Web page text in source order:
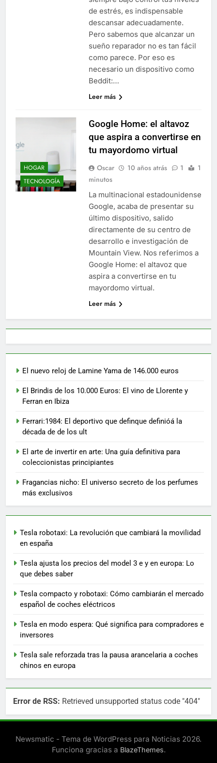
de estrés, es indispensable
descansar adecuadamente.
Pero sabemos que alcanzar un
sueño reparador no es tan fácil
como parece. Por eso es
necesario un dispositivo como
Beddit:…
Leer más
HOGAR
TECNOLOGÍA
Google Home: el altavoz
que aspira a convertirse en
tu mayordomo virtual
Oscar 10 años atrás 1
1
minutos
La multinacional estadounidense
Google, acaba de presentar su
último dispositivo, salido
directamente de su centro de
desarrollo e investigación de
Mountain View. Nos referimos a
Google Home: el altavoz que
aspira a convertirse en tu
mayordomo virtual.
Leer más
El nuevo reloj de Lamine Yama de 146.000 euros
El Brindis de los 10.000 Euros: El vino de Llorente y
Ferran en Ibiza
Ferrari:1984: El deportivo que definque definióá la
década de de los ult
El arte de invertir en arte: Una guía definitiva para
coleccionistas principiantes
Fragancias nicho: El universo secreto de los perfumes
más exclusivos
Tesla robotaxi: La revolución que cambiará la movilidad
en españa
Tesla ajusta los precios del model 3 e y en europa: Lo
que debes saber
Tesla compacto y robotaxi: Cómo cambiarán el mercado
español de coches eléctricos
Tesla en modo espera: Qué significa para compradores e
inversores
Tesla sale reforzada tras la pausa arancelaria a coches
chinos en europa
Error de RSS: Retrieved unsupported status code "404"
Newsmatic - Tema de WordPress para Noticias 2026.
Funciona gracias a BlazeThemes.